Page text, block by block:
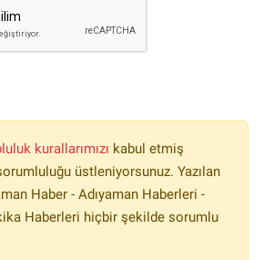
kurallarımızı kabul etmiş
üstleniyorsunuz. Yazılan
Haber - Adıyaman Haberleri -
Haberleri hiçbir şekilde sorumlu